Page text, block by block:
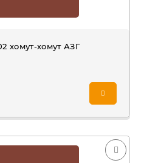
хомут-хомут АЗГ